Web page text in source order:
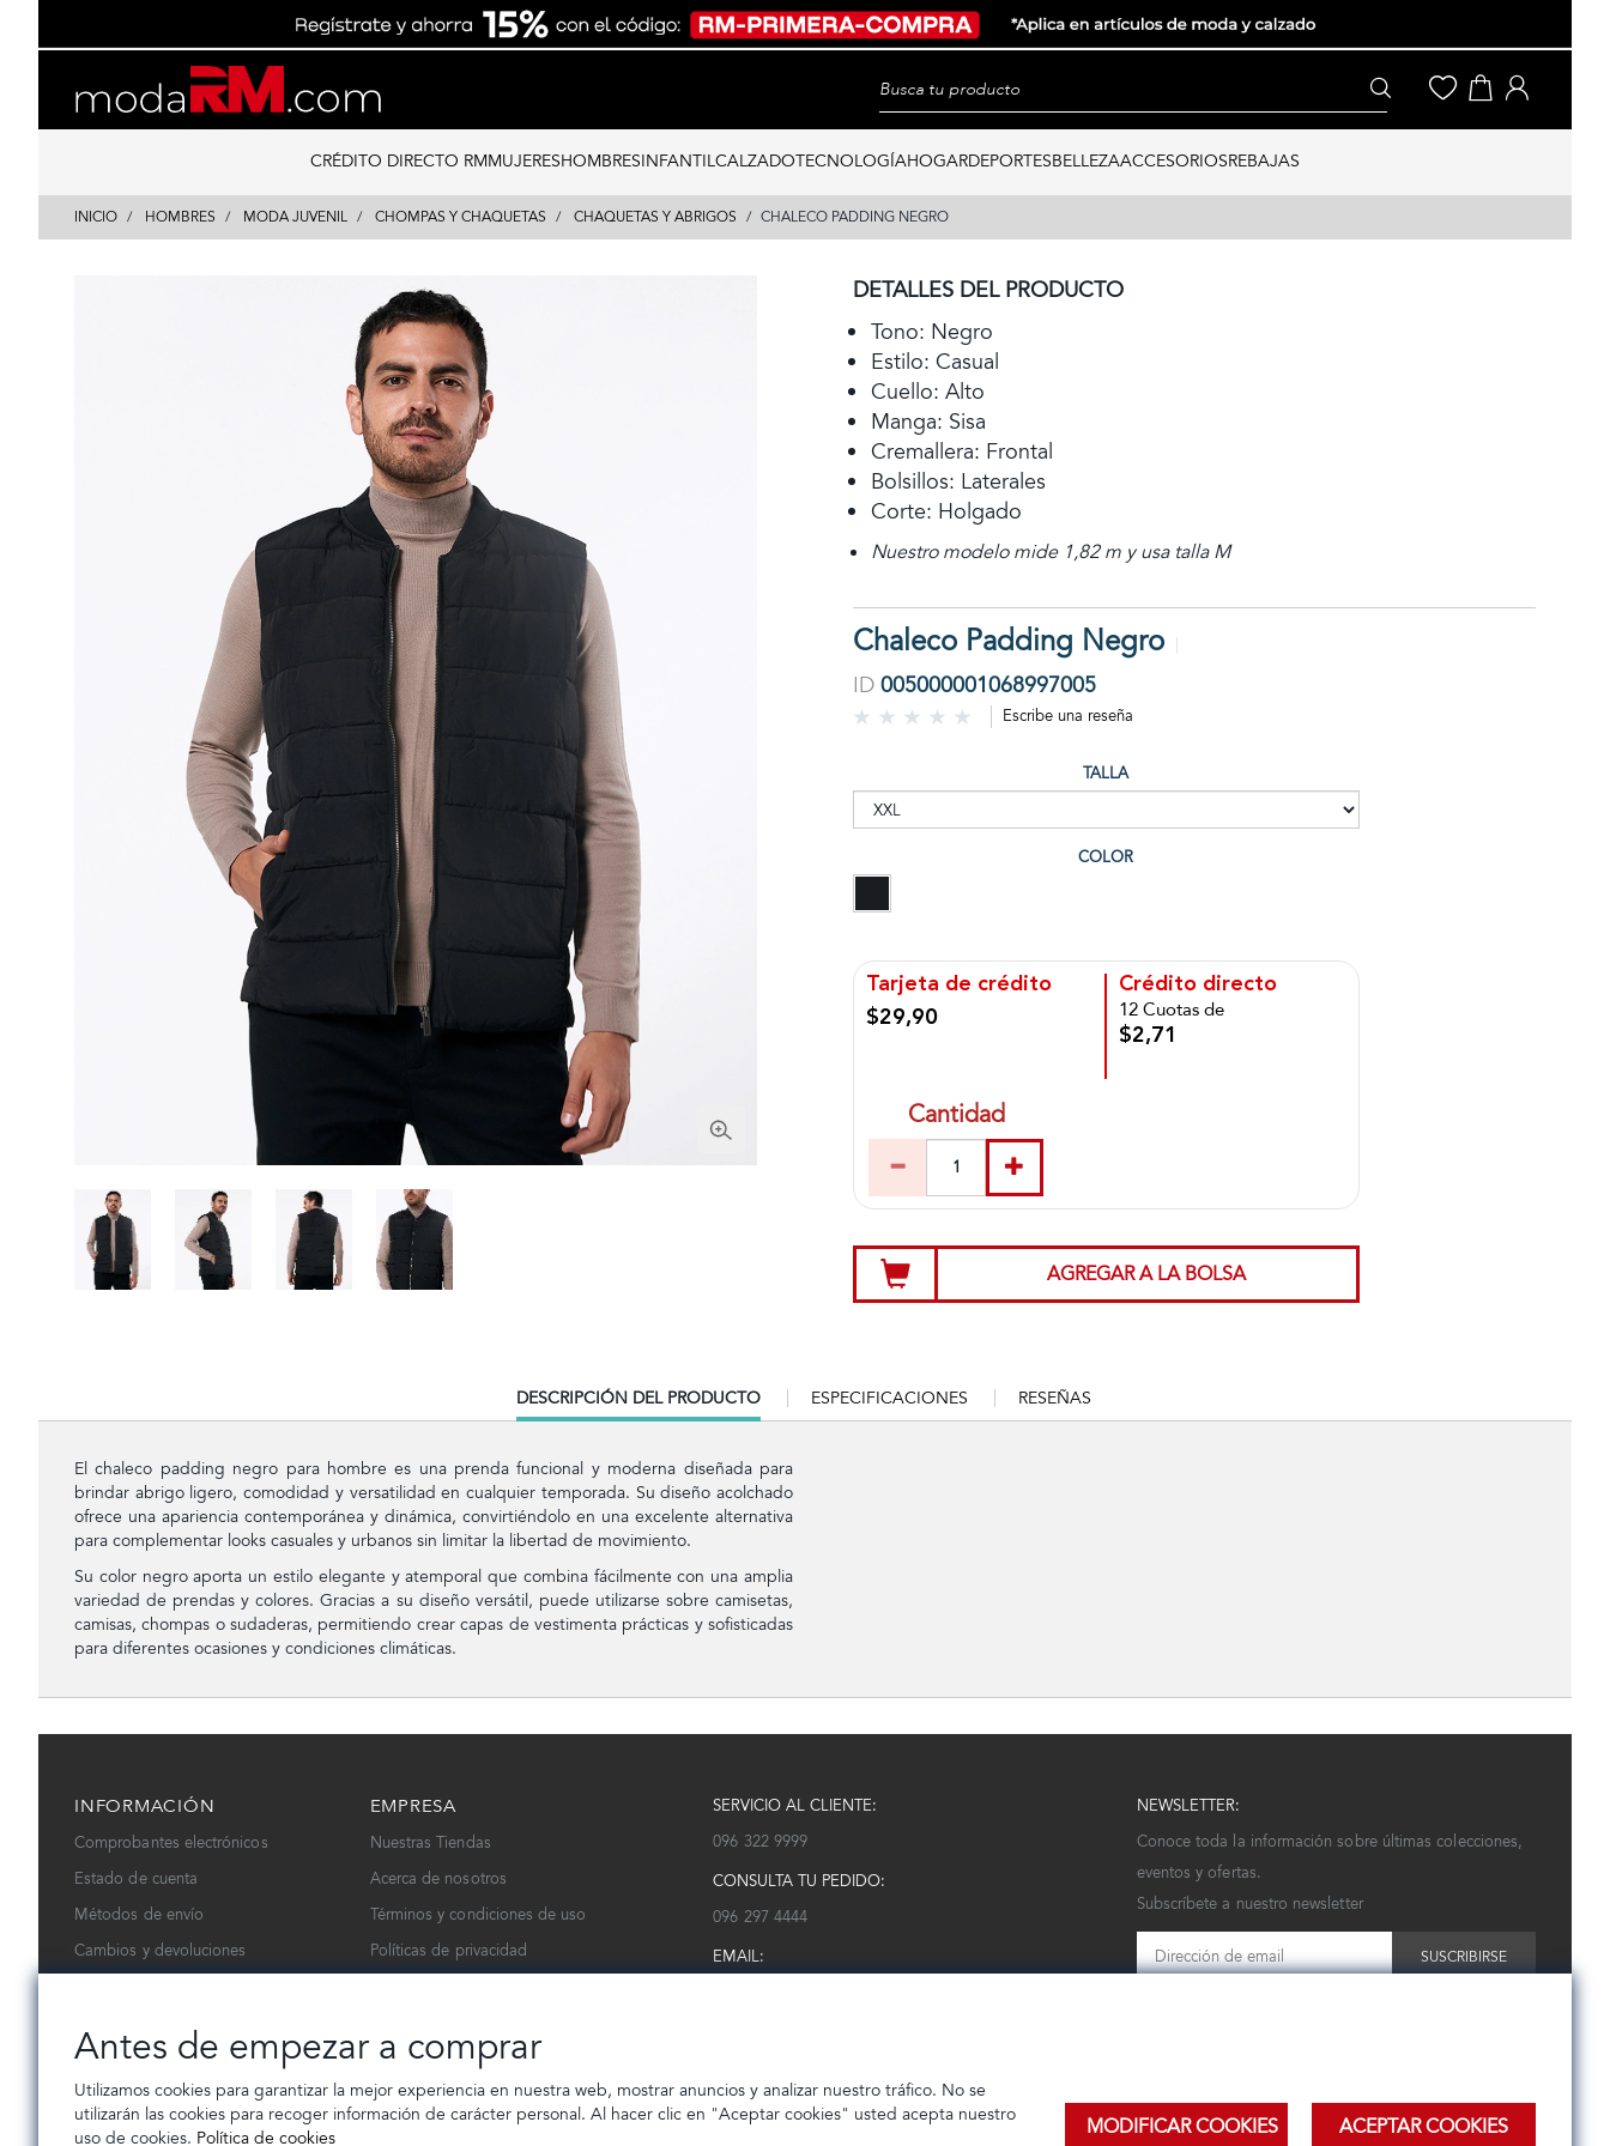
content
navigation
CRÉDITO DIRECTO RMMUJERESHOMBRESINFANTILCALZADOTECNOLOGÍAHOGARDEPORTESBELLEZAACCESORIOSREBAJAS
INICIO HOMBRES MODA JUVENIL CHOMPAS Y CHAQUETAS CHAQUETAS Y ABRIGOS CHALECO PADDING NEGRO
DETALLES DEL PRODUCTO
Tono: Negro
Estilo: Casual
Cuello: Alto
Manga: Sisa
Cremallera: Frontal
Bolsillos: Laterales
Corte: Holgado
Nuestro modelo mide 1,82 m y usa talla M
Chaleco Padding Negro
ID 005000001068997005
Escribe una reseña
TALLA
COLOR
Tarjeta de crédito
$29,90
Crédito directo
12 Cuotas de
$2,71
Cantidad
AGREGAR A LA BOLSA
CURRENT
TAB:
DESCRIPCIÓN DEL PRODUCTO ESPECIFICACIONES RESEÑAS
El chaleco padding negro para hombre es una prenda funcional y moderna diseñada para
brindar abrigo ligero, comodidad y versatilidad en cualquier temporada. Su diseño acolchado
ofrece una apariencia contemporánea y dinámica, convirtiéndolo en una excelente alternativa
para complementar looks casuales y urbanos sin limitar la libertad de movimiento.
Su color negro aporta un estilo elegante y atemporal que combina fácilmente con una amplia
variedad de prendas y colores. Gracias a su diseño versátil, puede utilizarse sobre camisetas,
camisas, chompas o sudaderas, permitiendo crear capas de vestimenta prácticas y sofisticadas
para diferentes ocasiones y condiciones climáticas.
INFORMACIÓN
Comprobantes electrónicos
Estado de cuenta
Métodos de envío
Cambios y devoluciones
EMPRESA
Nuestras Tiendas
Acerca de nosotros
Términos y condiciones de uso
Políticas de privacidad
SERVICIO AL CLIENTE:
096 322 9999
CONSULTA TU PEDIDO:
096 297 4444
EMAIL:
NEWSLETTER:
Conoce toda la información sobre últimas colecciones,
eventos y ofertas.
Subscríbete a nuestro newsletter
SUSCRIBIRSE
Antes de empezar a comprar
Utilizamos cookies para garantizar la mejor experiencia en nuestra web, mostrar anuncios y analizar nuestro tráfico. No se
utilizarán las cookies para recoger información de carácter personal. Al hacer clic en "Aceptar cookies" usted acepta nuestro
uso de cookies. Política de cookies MODIFICAR COOKIES ACEPTAR COOKIES